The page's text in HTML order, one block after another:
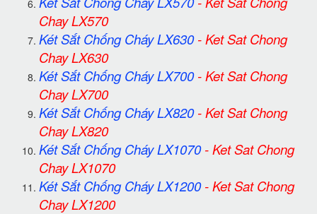
Chay LX570
Két Sắt Chống Cháy LX630-Ket Sat Chong
Chay LX630
Két Sắt Chống Cháy LX700-Ket Sat Chong
Chay LX700
Két Sắt Chống Cháy LX820-Ket Sat Chong
Chay LX820
Két Sắt Chống Cháy LX1070-Ket Sat Chong
Chay LX1070
Két Sắt Chống Cháy LX1200-Ket Sat Chong
Chay LX1200